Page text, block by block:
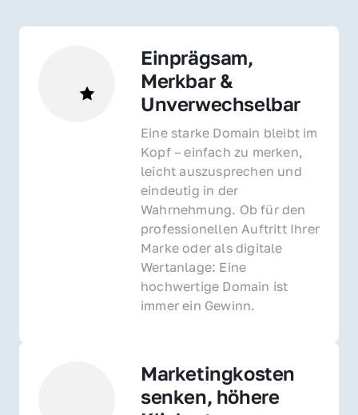
Einprägsam,
Merkbar &
Unverwechselbar
Eine starke Domain bleibt im
Kopf – einfach zu merken,
leicht auszusprechen und
eindeutig in der
Wahrnehmung. Ob für den
professionellen Auftritt Ihrer
Marke oder als digitale
Wertanlage: Eine
hochwertige Domain ist
immer ein Gewinn.
Marketingkosten
senken, höhere